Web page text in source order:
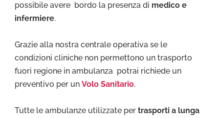
possibile avere bordo la presenza di medico e
infermiere.
Grazie alla nostra centrale operativa se le
condizioni cliniche non permettono un trasporto
fuori regione in ambulanza potrai richiede un
preventivo per un Volo Sanitario.
Tutte le ambulanze utilizzate per trasporti a lunga